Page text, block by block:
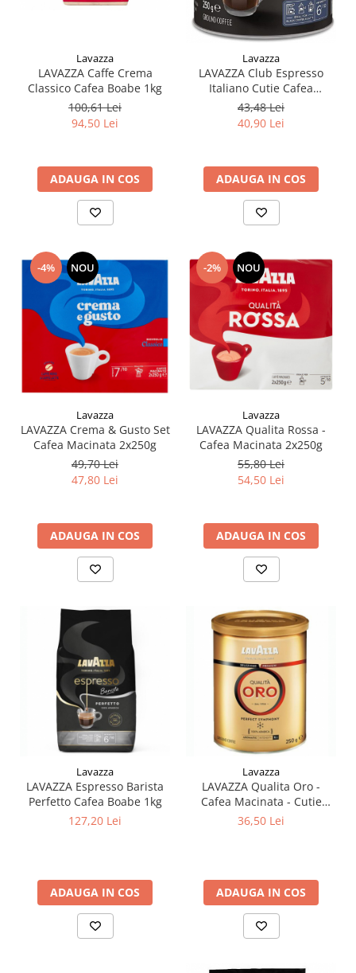
Lavazza
LAVAZZA Caffe Crema
Classico Cafea Boabe 1kg
100,61 Lei
94,50 Lei
ADAUGA IN COS
Lavazza
LAVAZZA Club Espresso
Italiano Cutie Cafea
Macinata 250g
43,48 Lei
40,90 Lei
ADAUGA IN COS
-4% NOU
Lavazza
LAVAZZA Crema & Gusto Set
Cafea Macinata 2x250g
49,70 Lei
47,80 Lei
ADAUGA IN COS
-2% NOU
Lavazza
LAVAZZA Qualita Rossa -
Cafea Macinata 2x250g
55,80 Lei
54,50 Lei
ADAUGA IN COS
Lavazza
LAVAZZA Espresso Barista
Perfetto Cafea Boabe 1kg
127,20 Lei
ADAUGA IN COS
Lavazza
LAVAZZA Qualita Oro -
Cafea Macinata - Cutie
Metal 250g
36,50 Lei
ADAUGA IN COS